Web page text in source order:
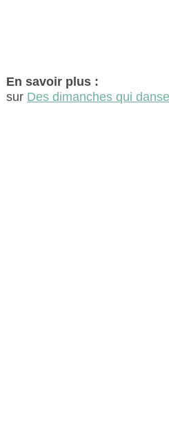
En savoir plus :
sur Des dimanches qui